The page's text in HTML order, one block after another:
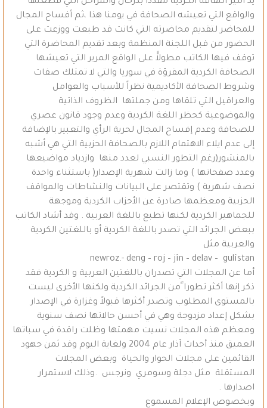
والواقع التي تعيشه الصحافة في يومنا هذا ،ثم أفساح المجال
للمحاضر لتقديم محاضرته التي كانت قد طبعت ووزعت على
الحضور من قبل اللجنة المنظمة وبعد تقديم المحاضرة التي
توقف فيها الكاتب مطولاًً على الواقع المرير التي تعيشها
الصحافة الكردية المقرؤة في سوريا والتي لا تمتلك صفات
وشروط الصحافة الأكاديمية نظراً للأسباب والعوامل
والعراقيل التي تلقاها ومن جملتها الظروف الذاتية
والموضوعية كحظر اللغة الكردية وعدم وجود قانون عصري
للصحافة وعدم إفساح المجال لحرية الرأي والتعبير بالإضافة
إلى عدم ايلاء الاهتمام اللازم بالصحافة الحزبية التي هي أشبه
بالمنشور(رغم التطور النسبي لعدد منها وازدياد مواضيعها
وعدد صفحاتها ) وما زالت شهرية الإصدار( باستثناء واحدة
نصف شهرية ) وتقتصر على البيانات والنشاطات والمواقف
الحزبية ومعظمها صادرة عن الأحزاب الكردية وموجهة
للجماهير الكردية لكنها تطبع باللغة العربية . وقد أشاد الكاتب
ببعض الجرائد التي تصدر باللغة الكردية أو باللغتين الكردية
والعربية مثل
newroz.- deng – roj – jîn – delav – gulîstan
أما عن المجلات التي تصدران باللغتين العربية و الكردية فقد
ذكر إنها أكثر تطورا ًمن الجرائد الكردية ولكنها الأخرى ليست
بالمستوى المطلوب وتصدر أكثرها قبولاً وغزارة في الإصدار
بشكل إعداد مزدوجة وهي في أحسن حالاتها نصف سنوية
ومعظم هذه المجلات نسيت مهمتها وظلت راقدة في سباتها
العميق منذ أحداث آذار عام 2004 ولغاية اليوم وقد ثمن جهود
القائمين على مجلات الحوار والحياة وبعض المجلات
المستقلة مثل دجلة وسومري ونرجس .وذلك لاستمرار
اصدارها .
وبخصوص الإعلام المسموع